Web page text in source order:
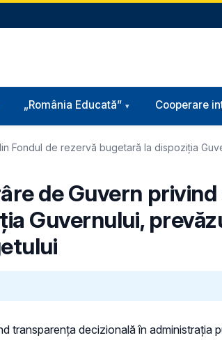
„România Educată” Cooperare
de rezervă bugetară la dispoziţia
de Guvern
Guvernului,
decizională în administraţia